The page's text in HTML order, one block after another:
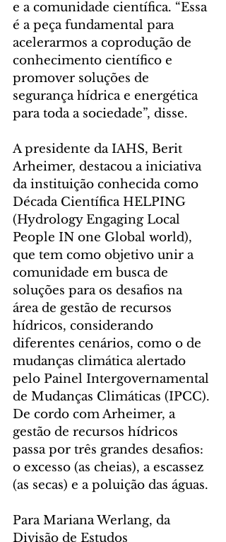
e a comunidade científica. “Essa
é a peça fundamental para
acelerarmos a coprodução de
conhecimento científico e
promover soluções de
segurança hídrica e energética
para toda a sociedade”, disse.
A presidente da IAHS, Berit
Arheimer, destacou a iniciativa
da instituição conhecida como
Década Científica HELPING
(Hydrology Engaging Local
People IN one Global world),
que tem como objetivo unir a
comunidade em busca de
soluções para os desafios na
área de gestão de recursos
hídricos, considerando
diferentes cenários, como o de
mudanças climática alertado
pelo Painel Intergovernamental
de Mudanças Climáticas (IPCC).
De cordo com Arheimer, a
gestão de recursos hídricos
passa por três grandes desafios:
o excesso (as cheias), a escassez
(as secas) e a poluição das águas.
Para Mariana Werlang, da
Divisão de Estudos